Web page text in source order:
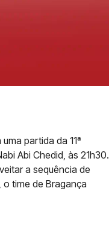
partida da 11ª
Abi Chedid, às 21h30.
a sequência de
time de Bragança